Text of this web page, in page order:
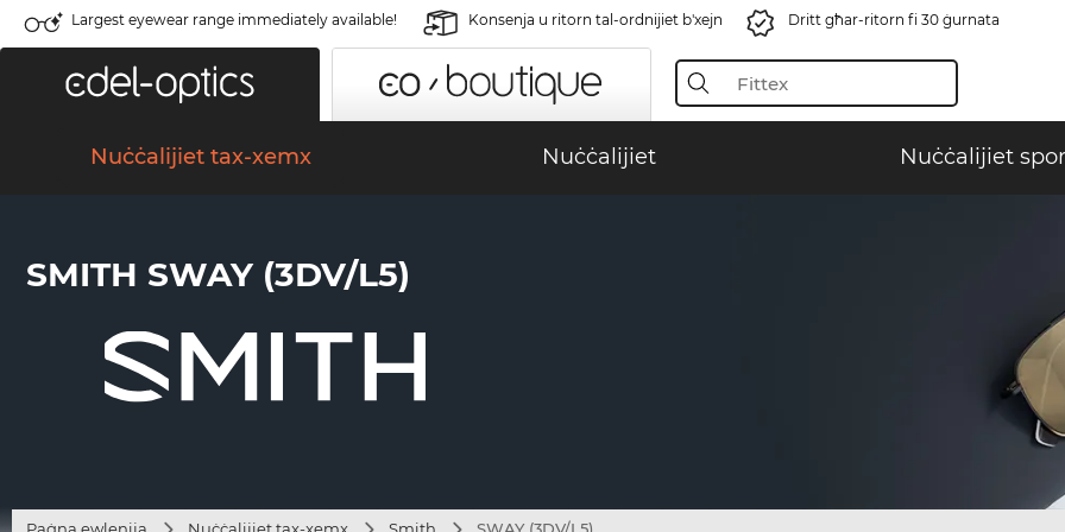
Largest eyewear range immediately available! Konsenja u ritorn tal-ordnijiet b'xejn Dritt għar-ritorn fi 30 ġurnata
Nuċċalijiet tax-xemx Nuċċalijiet Nuċċalijiet
SMITH SWAY (3DV/L5)